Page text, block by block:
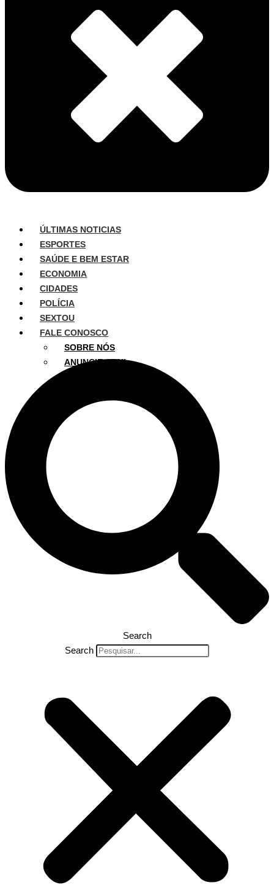
ÚLTIMAS NOTICIAS
ESPORTES
SAÚDE E BEM ESTAR
ECONOMIA
CIDADES
POLÍCIA
SEXTOU
FALE CONOSCO
SOBRE NÓS
ANUNCIE AQUI
Search
Search